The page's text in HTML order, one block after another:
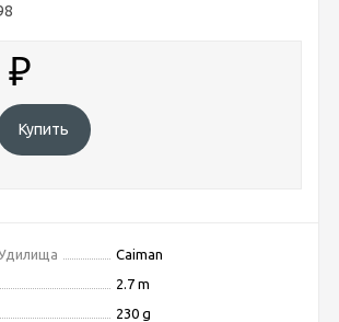
₽
Купить
Caiman
2.7 m
230 g